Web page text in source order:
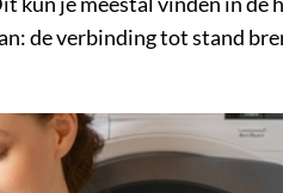
de verbinding tot stand